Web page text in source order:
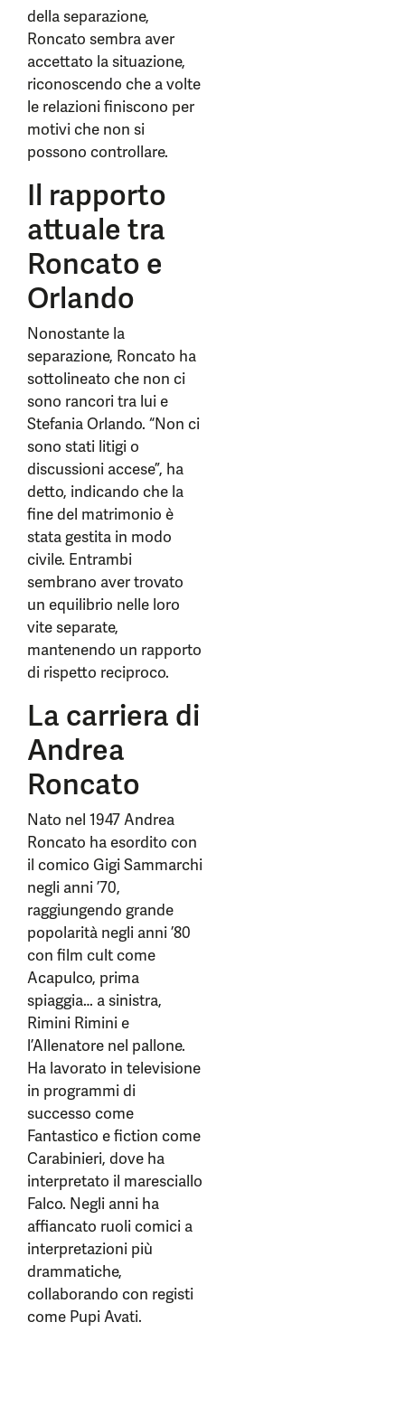
della separazione,
Roncato sembra aver
accettato la situazione,
riconoscendo che a volte
le relazioni finiscono per
motivi che non si
possono controllare.
Il rapporto
attuale tra
Roncato e
Orlando
Nonostante la
separazione, Roncato ha
sottolineato che non ci
sono rancori tra lui e
Stefania Orlando. “Non ci
sono stati litigi o
discussioni accese”, ha
detto, indicando che la
fine del matrimonio è
stata gestita in modo
civile. Entrambi
sembrano aver trovato
un equilibrio nelle loro
vite separate,
mantenendo un rapporto
di rispetto reciproco.
La carriera di
Andrea
Roncato
Nato nel 1947 Andrea
Roncato ha esordito con
il comico Gigi Sammarchi
negli anni ’70,
raggiungendo grande
popolarità negli anni ’80
con film cult come
Acapulco, prima
spiaggia… a sinistra,
Rimini Rimini e
l’Allenatore nel pallone.
Ha lavorato in televisione
in programmi di
successo come
Fantastico e fiction come
Carabinieri, dove ha
interpretato il maresciallo
Falco. Negli anni ha
affiancato ruoli comici a
interpretazioni più
drammatiche,
collaborando con registi
come Pupi Avati.